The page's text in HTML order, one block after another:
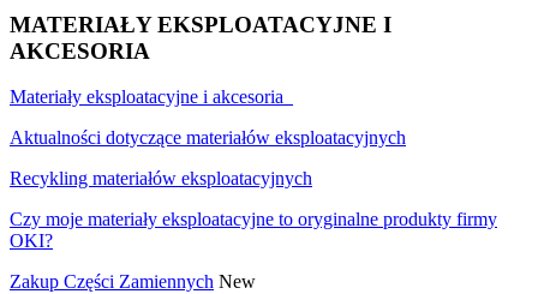
MATERIAŁY EKSPLOATACYJNE I
AKCESORIA
Materiały eksploatacyjne i akcesoria
Aktualności dotyczące materiałów eksploatacyjnych
Recykling materiałów eksploatacyjnych
Czy moje materiały eksploatacyjne to oryginalne produkty firmy
OKI?
Zakup Części Zamiennych New